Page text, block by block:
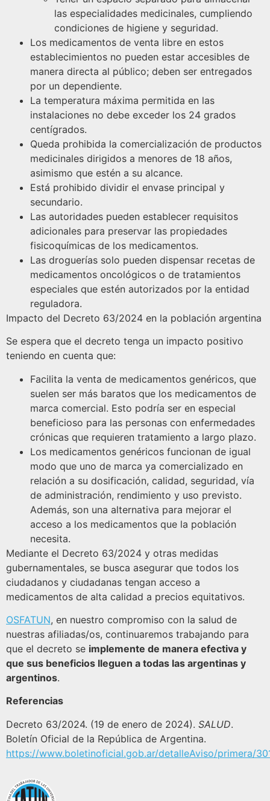
las especialidades medicinales, cumpliendo
condiciones de higiene y seguridad.
Los medicamentos de venta libre en estos
establecimientos no pueden estar accesibles de
manera directa al público; deben ser entregados
por un dependiente.
La temperatura máxima permitida en las
instalaciones no debe exceder los 24 grados
centígrados.
Queda prohibida la comercialización de productos
medicinales dirigidos a menores de 18 años,
asimismo que estén a su alcance.
Está prohibido dividir el envase principal y
secundario.
Las autoridades pueden establecer requisitos
adicionales para preservar las propiedades
fisicoquímicas de los medicamentos.
Las droguerías solo pueden dispensar recetas de
medicamentos oncológicos o de tratamientos
especiales que estén autorizados por la entidad
reguladora.
Impacto del Decreto 63/2024 en la población argentina
Se espera que el decreto tenga un impacto positivo
teniendo en cuenta que:
Facilita la venta de medicamentos genéricos, que
suelen ser más baratos que los medicamentos de
marca comercial. Esto podría ser en especial
beneficioso para las personas con enfermedades
crónicas que requieren tratamiento a largo plazo.
Los medicamentos genéricos funcionan de igual
modo que uno de marca ya comercializado en
relación a su dosificación, calidad, seguridad, vía
de administración, rendimiento y uso previsto.
Además, son una alternativa para mejorar el
acceso a los medicamentos que la población
necesita.
Mediante el Decreto 63/2024 y otras medidas
gubernamentales, se busca asegurar que todos los
ciudadanos y ciudadanas tengan acceso a
medicamentos de alta calidad a precios equitativos.
OSFATUN, en nuestro compromiso con la salud de
nuestras afiliadas/os, continuaremos trabajando para
que el decreto se implemente de manera efectiva y
que sus beneficios lleguen a todas las argentinas y
argentinos.
Referencias
Decreto 63/2024. (19 de enero de 2024). SALUD.
Boletín Oficial de la República de Argentina.
https://www.boletinoficial.gob.ar/detalleAviso/primera/